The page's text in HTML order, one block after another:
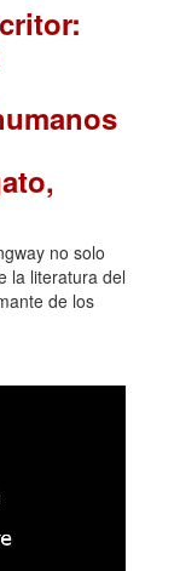
no solo
la literatura del
de los